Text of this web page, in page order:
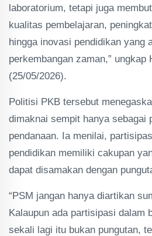
laboratorium, tetapi juga
kualitas pembelajaran,
hingga inovasi pendidikan yang
perkembangan zaman,” ungkap
(25/05/2026).
Politisi PKB tersebut
dimaknai sempit hanya sebagai
pendanaan. Ia menilai,
pendidikan memiliki cakupan
dapat disamakan dengan
“PSM jangan hanya diartikan
Kalaupun ada partisipasi dalam
sekali lagi itu bukan pungutan,